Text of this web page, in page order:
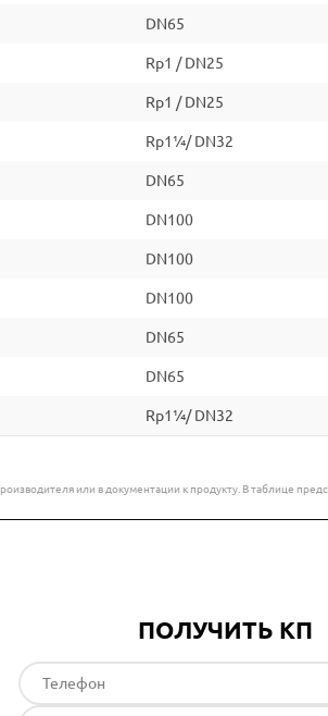
DN65
Rp1 / DN25
Rp1 / DN25
Rp1¼/ DN32
DN65
DN100
DN100
DN100
DN65
DN65
Rp1¼/ DN32
или в документации к продукту. В таблице
ПОЛУЧИТЬ КП